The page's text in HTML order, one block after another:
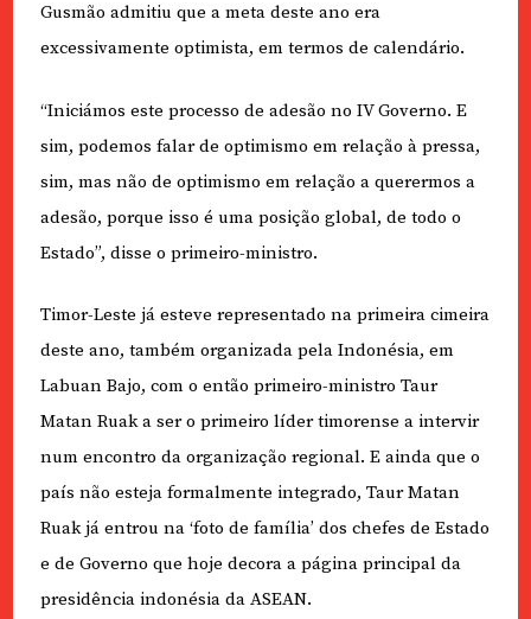
Gusmão admitiu que a meta deste ano era
excessivamente optimista, em termos de calendário.
“Iniciámos este processo de adesão no IV Governo. E
sim, podemos falar de optimismo em relação à pressa,
sim, mas não de optimismo em relação a querermos a
adesão, porque isso é uma posição global, de todo o
Estado”, disse o primeiro-ministro.
Timor-Leste já esteve representado na primeira cimeira
deste ano, também organizada pela Indonésia, em
Labuan Bajo, com o então primeiro-ministro Taur
Matan Ruak a ser o primeiro líder timorense a intervir
num encontro da organização regional. E ainda que o
país não esteja formalmente integrado, Taur Matan
Ruak já entrou na ‘foto de família’ dos chefes de Estado
e de Governo que hoje decora a página principal da
presidência indonésia da ASEAN.